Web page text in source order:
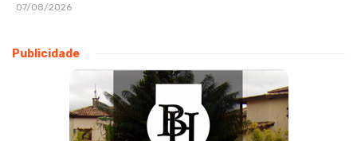
07/08/2026
Publicidade